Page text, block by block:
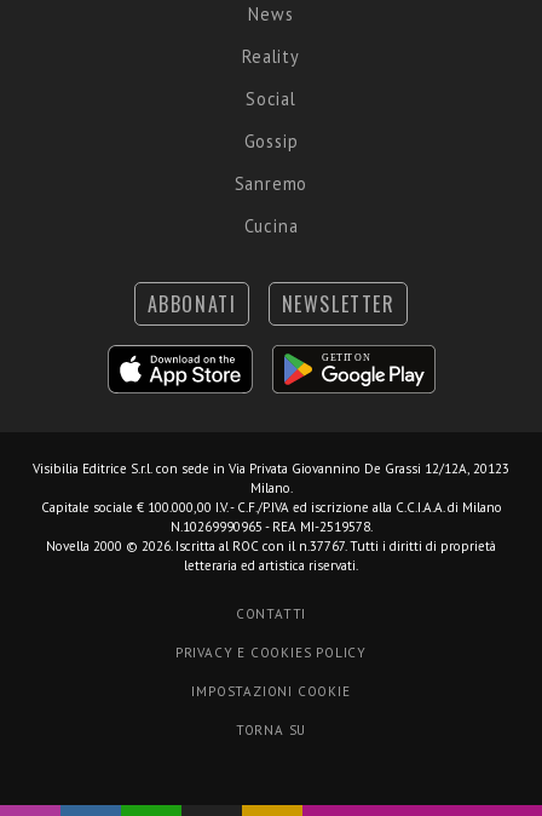
News
Reality
Social
Gossip
Sanremo
Cucina
ABBONATI NEWSLETTER
Visibilia Editrice S.r.l. con sede in Via Privata Giovannino De Grassi 12/12A, 20123
Milano.
Capitale sociale € 100.000,00 I.V. - C.F./P.IVA ed iscrizione alla C.C.I.A.A. di Milano
N.10269990965 - REA MI-2519578.
Novella 2000 © 2026. Iscritta al ROC con il n.37767. Tutti i diritti di proprietà
letteraria ed artistica riservati.
CONTATTI
PRIVACY E COOKIES POLICY
IMPOSTAZIONI COOKIE
TORNA SU